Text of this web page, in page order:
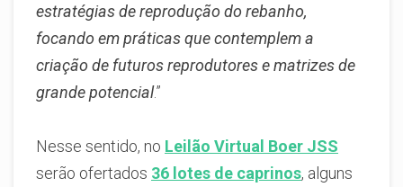
estratégias de reprodução do rebanho,
focando em práticas que contemplem a
criação de futuros reprodutores e matrizes de
grande potencial.”
Nesse sentido, no Leilão Virtual Boer JSS
serão ofertados 36 lotes de caprinos, alguns